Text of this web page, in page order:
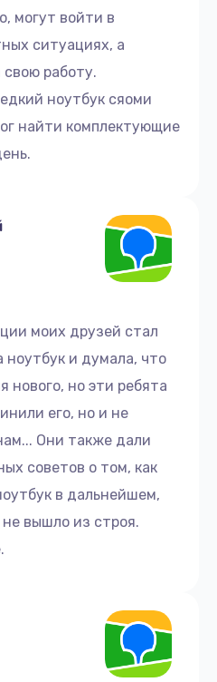
могут войти в
ситуациях, а
свою работу.
ноутбук сяоми
найти комплектующие
моих друзей стал
ноутбук и думала, что
нового, но эти ребята
его, но и не
Они также дали
советов о том, как
в дальнейшем,
вышло из строя.